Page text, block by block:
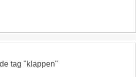
tag "klappen"